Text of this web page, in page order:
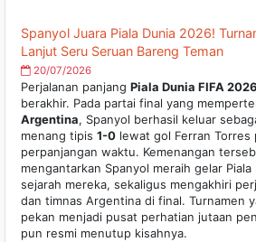
Spanyol Juara Piala Dunia 2026!
Lanjut Seru Seruan Bareng Teman
20/07/2026
Perjalanan panjang Piala Dunia FIFA 2026
berakhir. Pada partai final yang
Argentina, Spanyol berhasil keluar
menang tipis 1-0 lewat gol Ferran Torres
perpanjangan waktu. Kemenangan
mengantarkan Spanyol meraih gelar
sejarah mereka, sekaligus mengakhiri
dan timnas Argentina di final. Turnamen
pekan menjadi pusat perhatian jutaan
pun resmi menutup kisahnya.